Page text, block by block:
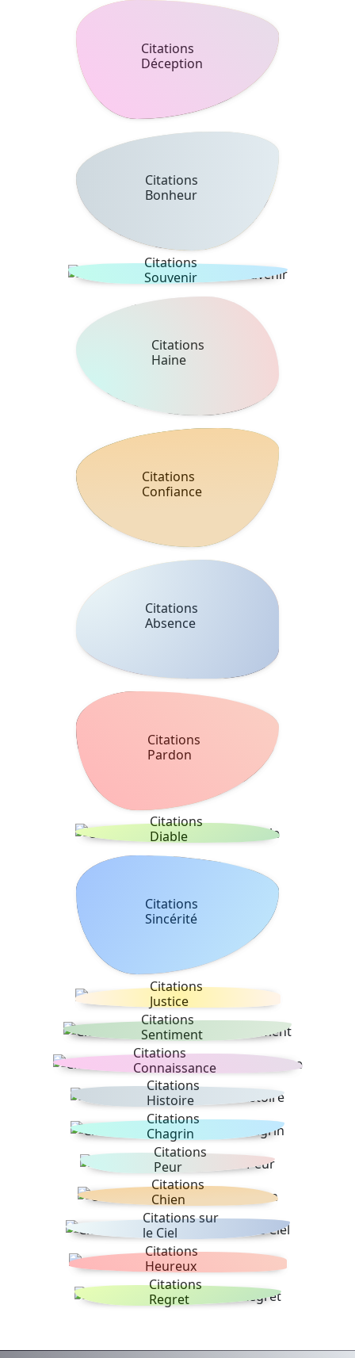
Citations
Déception
Citations
Bonheur
Citations
Souvenir
Citations
Haine
Citations
Confiance
Citations
Absence
Citations
Pardon
Citations
Diable
Citations
Sincérité
Citations
Justice
Citations
Sentiment
Citations
Connaissance
Citations
Histoire
Citations
Chagrin
Citations
Peur
Citations
Chien
Citations sur
le Ciel
Citations
Heureux
Citations
Regret